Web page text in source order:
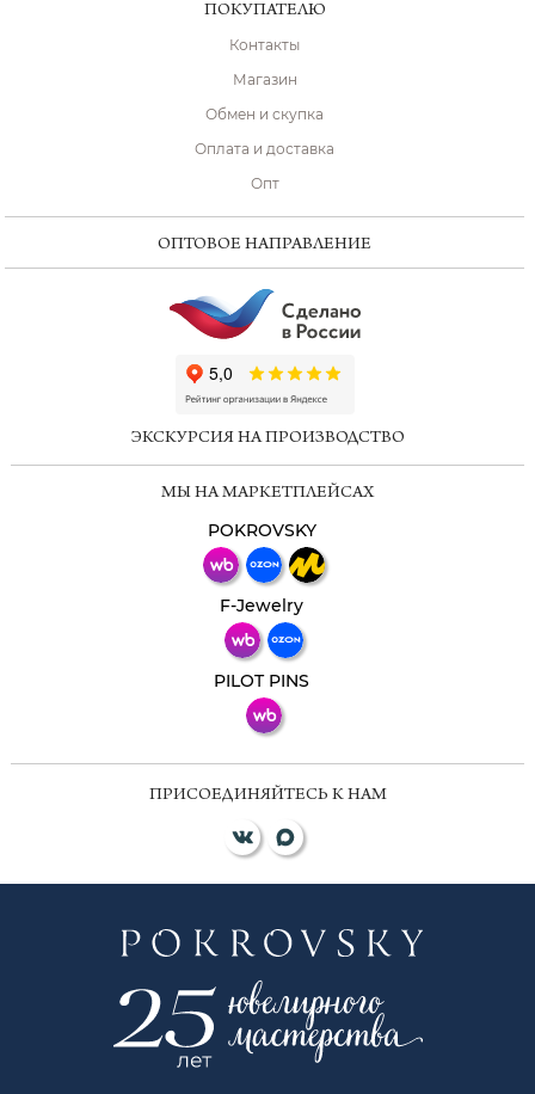
ПОКУПАТЕЛЮ
Контакты
Магазин
Обмен и скупка
Оплата и доставка
Опт
ОПТОВОЕ НАПРАВЛЕНИЕ
ЭКСКУРСИЯ НА ПРОИЗВОДСТВО
МЫ НА МАРКЕТПЛЕЙСАХ
POKROVSKY
F-Jewelry
PILOT PINS
ПРИСОЕДИНЯЙТЕСЬ К НАМ